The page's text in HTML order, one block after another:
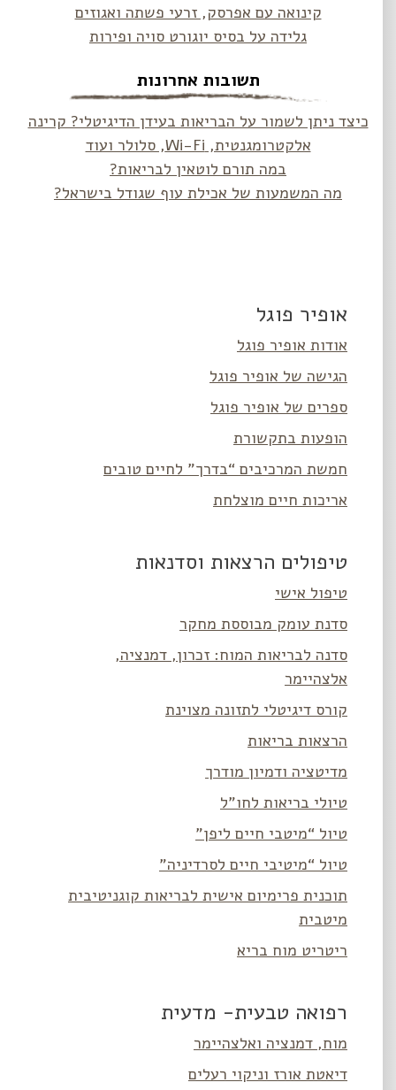
קינואה עם אפרסק, זרעי פשתה ואגוזים
גלידה על בסיס יוגורט סויה ופירות
תשובות אחרונות
כיצד ניתן לשמור על הבריאות בעידן הדיגיטלי? קרינה
אלקטרומגנטית, Wi-Fi, סלולר ועוד
במה תורם לוטאין לבריאות?
מה המשמעות של אכילת עוף שגודל בישראל?
אופיר פוגל
אודות אופיר פוגל
הגישה של אופיר פוגל
ספרים של אופיר פוגל
הופעות בתקשורת
חמשת המרכיבים “בדרך” לחיים טובים
אריכות חיים מוצלחת
טיפולים הרצאות וסדנאות
טיפול אישי
סדנת עומק מבוססת מחקר
סדנה לבריאות המוח: זכרון, דמנציה,
אלצהיימר
קורס דיגיטלי לתזונה מצוינת
הרצאות בריאות
מדיטציה ודמיון מודרך
טיולי בריאות לחו”ל
טיול “מיטבי חיים ליפן”
טיול “מיטיבי חיים לסרדיניה”
תוכנית פרימיום אישית לבריאות קוגניטיבית
מיטבית
ריטריט מוח בריא
רפואה טבעית- מדעית
מוח, דמנציה ואלצהיימר
דיאטת אורז וניקוי רעלים